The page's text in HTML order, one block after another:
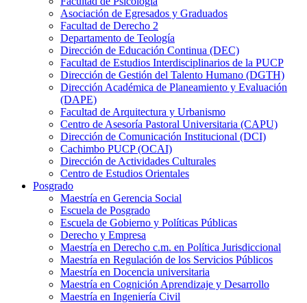
Asociación de Egresados y Graduados
Facultad de Derecho 2
Departamento de Teología
Dirección de Educación Continua (DEC)
Facultad de Estudios Interdisciplinarios de la PUCP
Dirección de Gestión del Talento Humano (DGTH)
Dirección Académica de Planeamiento y Evaluación
(DAPE)
Facultad de Arquitectura y Urbanismo
Centro de Asesoría Pastoral Universitaria (CAPU)
Dirección de Comunicación Institucional (DCI)
Cachimbo PUCP (OCAI)
Dirección de Actividades Culturales
Centro de Estudios Orientales
Posgrado
Maestría en Gerencia Social
Escuela de Posgrado
Escuela de Gobierno y Políticas Públicas
Derecho y Empresa
Maestría en Derecho c.m. en Política Jurisdiccional
Maestría en Regulación de los Servicios Públicos
Maestría en Docencia universitaria
Maestría en Cognición Aprendizaje y Desarrollo
Maestría en Ingeniería Civil